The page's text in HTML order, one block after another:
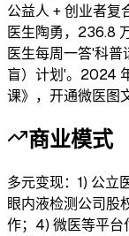
公益人 + 创业者复
医生陶勇，236.8
医生每周一答'科
盲）计划'。2024
课》，开通微医图
商业模式
多元变现：1) 公立
眼内液检测公司股
作；4) 微医等平